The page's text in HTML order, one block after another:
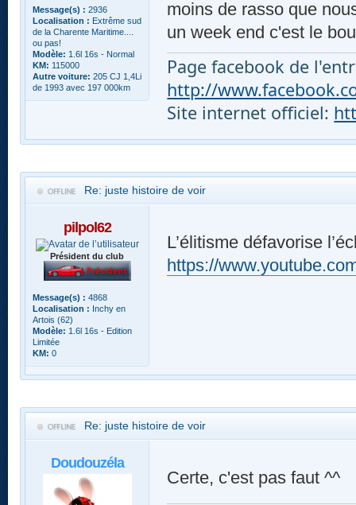
Message(s) : 2936
Localisation : Extrême sud
de la Charente Maritime....
ou pas!
Modèle: 1.6l 16s - Normal
KM: 115000
Autre voiture: 205 CJ 1,4Li
de 1993 avec 197 000km
moins de rasso que
un week end c'est le
Page facebook de
http://
Site internet officiel:
Re: juste histoire de voir
pilpol62
Président du club
Message(s) : 4868
Localisation : Inchy en
Artois (62)
Modèle: 1.6l 16s - Edition
Limitée
KM: 0
L’élitisme défavorise
https://
Re: juste histoire de voir
Doudouzéla
Certe, c'est pas faut ^^